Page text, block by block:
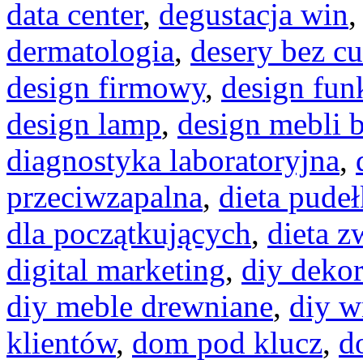
data center, degustacja win
dermatologia, desery bez
design firmowy, design
design lamp, design mebli
diagnostyka laboratoryjna,
przeciwzapalna, dieta
dla początkujących, dieta
digital marketing, diy
diy meble drewniane, diy
klientów, dom pod klucz,